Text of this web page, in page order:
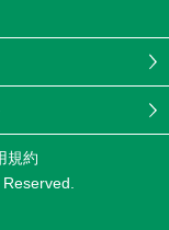
規約